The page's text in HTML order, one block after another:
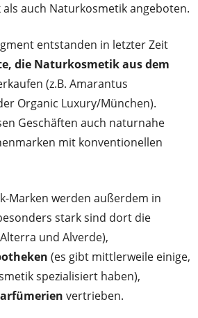
auch Naturkosmetik angeboten.
entstanden in letzter Zeit
die Naturkosmetik aus dem
(z.B. Amarantus
Organic Luxury/München).
Geschäften auch naturnahe
mit konventionellen
Marken werden außerdem in
stark sind dort die
und Alverde),
(es gibt mittlerweile einige,
spezialisiert haben),
vertrieben.